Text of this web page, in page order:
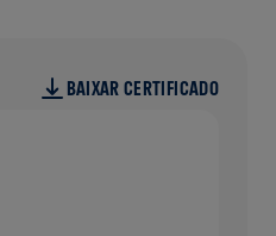
BAIXAR CERTIFICADO